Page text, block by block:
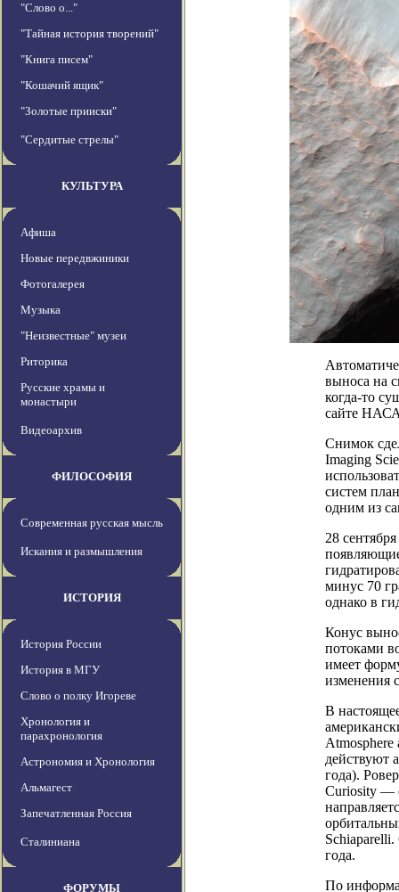
"Слово о..."
"Тайная история творений"
"Книга писем"
"Кошачий ящик"
"Золотые прииски"
"Сердитые стрелы"
КУЛЬТУРА
Афиша
Новые передвжиники
Фотогалерея
Музыка
"Неизвестные" музеи
Риторика
Русские храмы и
монастыри
Видеоархив
ФИЛОСОФИЯ
Современная русская мысль
Искания и размышления
ИСТОРИЯ
История России
История в МГУ
Слово о полку Игореве
Хронология и
парахронология
Астрономия и Хронология
Альмагест
Запечатленная Россия
Сталиниана
ФОРУМЫ
выноса на
когда-то
сайте
Снимок
Imaging
систем
одним из
28
минус 70
однако в
Конус
потоками
имеет
изменения
В
действуют
года).
Curiosity —
года.
По